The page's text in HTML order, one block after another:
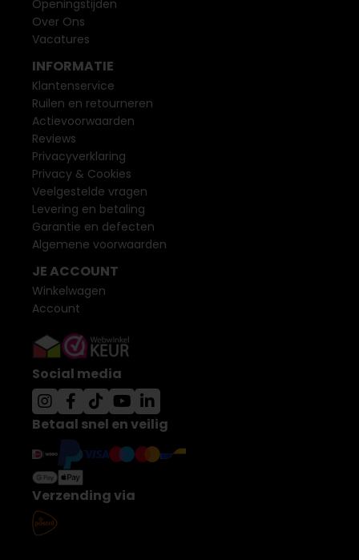
Openingstijden
Over Ons
Vacatures
INFORMATIE
Klantenservice
Ruilen en retourneren
Actievoorwaarden
Reviews
Privacyverklaring
Privacy & Cookies
Veelgestelde vragen
Levering en betaling
Garantie en defecten
Algemene voorwaarden
JE ACCOUNT
Winkelwagen
Account
Social media
Betaal snel en veilig
Verzending via